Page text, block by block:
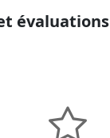
évaluations